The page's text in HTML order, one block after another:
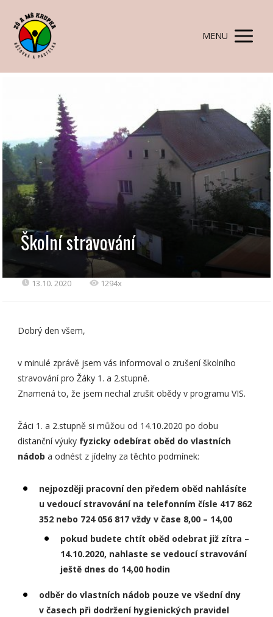
MENU
Školní stravování
13.10. 2020 1294x
Dobrý den všem,
​v minulé zprávě jsem vás informoval o zrušení školního
stravování pro Žáky 1. a 2.stupně.
​Znamená to, že jsem nechal zrušit obědy v programu VIS.
Žáci 1. a 2.stupně si můžou od 14.10.2020 po dobu
distanční výuky fyzicky odebírat oběd do vlastních
nádob a odnést z jídelny za těchto podmínek:
nejpozději pracovní den předem oběd nahlásíte
u vedoucí stravování na telefonním čísle 417 862
352 nebo 724 056 817 vždy v čase 8,00 – 14,00
pokud budete chtít oběd odebrat již zítra –
14.10.2020, nahlaste se vedoucí stravování
ještě dnes do 14,00 hodin​
odběr do vlastních nádob pouze ve všední dny
v časech při dodržení hygienických pravidel